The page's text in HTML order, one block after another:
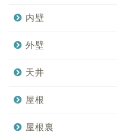
内壁
外壁
天井
屋根
屋根裏